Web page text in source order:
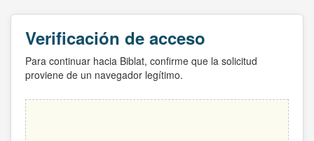
Verificación de acceso
Para continuar hacia Biblat, confirme que la solicitud
proviene de un navegador legítimo.